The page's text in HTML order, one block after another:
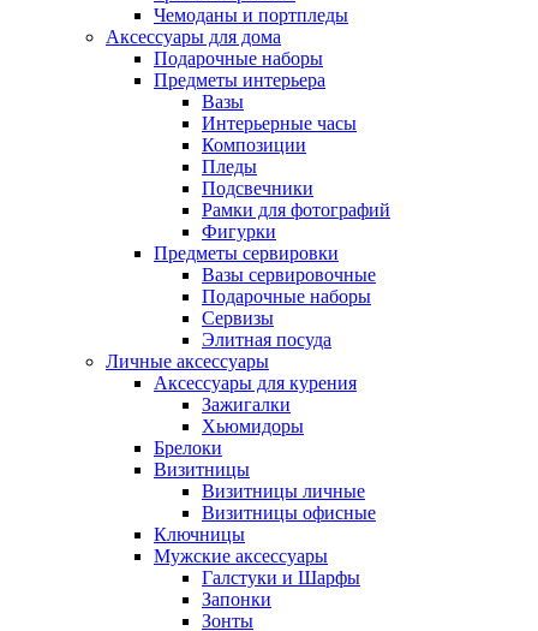
Чемоданы и портпледы
Аксессуары для дома
Подарочные наборы
Предметы интерьера
Вазы
Интерьерные часы
Композиции
Пледы
Подсвечники
Рамки для фотографий
Фигурки
Предметы сервировки
Вазы сервировочные
Подарочные наборы
Сервизы
Элитная посуда
Личные аксессуары
Аксессуары для курения
Зажигалки
Хьюмидоры
Брелоки
Визитницы
Визитницы личные
Визитницы офисные
Ключницы
Мужские аксессуары
Галстуки и Шарфы
Запонки
Зонты